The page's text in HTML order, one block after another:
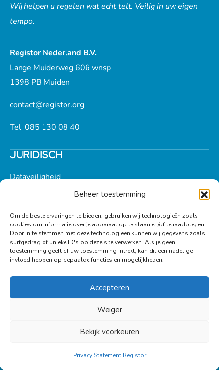
Beheer toestemming
Om de beste ervaringen te bieden, gebruiken wij technologieën zoals
cookies om informatie over je apparaat op te slaan en/of te raadplegen.
Door in te stemmen met deze technologieën kunnen wij gegevens zoals
surfgedrag of unieke ID's op deze site verwerken. Als je geen
toestemming geeft of uw toestemming intrekt, kan dit een nadelige
invloed hebben op bepaalde functies en mogelijkheden.
Accepteren
Weiger
Bekijk voorkeuren
Privacy Statement Registor
Wij helpen u regelen wat echt telt. Veilig in uw eigen
tempo.
Registor Nederland B.V.
Lange Muiderweg 606 wnsp
1398 PB Muiden
contact@registor.org
Tel: 085 130 08 40
JURIDISCH
Dataveiligheid
Algemene voorwaarden
Sitemap
BLIJF OP DE HOOGTE!
Ontvang tips, inspiratie en het laatste nieuws in je